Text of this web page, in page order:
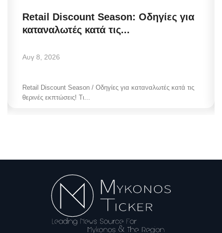
Retail Discount Season: Οδηγίες για
καταναλωτές κατά τις...
Αυγ 8, 2026
Retail Discount Season / Οδηγίες για καταναλωτές κατά τις
θερινές εκπτώσεις! Τι...